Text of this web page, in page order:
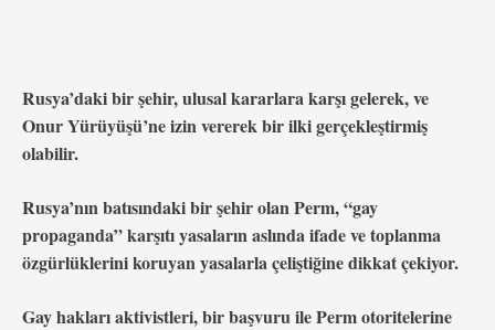
Rusya’daki bir şehir, ulusal kararlara karşı gelerek, ve
Onur Yürüyüşü’ne izin vererek bir ilki gerçekleştirmiş
olabilir.
Rusya’nın batısındaki bir şehir olan Perm, “gay
propaganda” karşıtı yasaların aslında ifade ve toplanma
özgürlüklerini koruyan yasalarla çeliştiğine dikkat çekiyor.
Gay hakları aktivistleri, bir başvuru ile Perm otoritelerine